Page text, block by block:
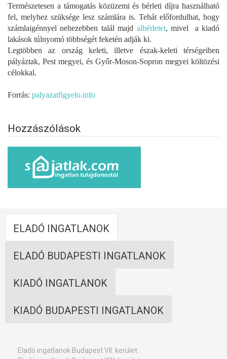
Természetesen a támogatás közüzemi és bérleti díjra használható
fel, melyhez szüksége lesz számlára is. Tehát előfordulhat, hogy
számlaigénnyel nehezebben talál majd albérletet, mivel a kiadó
lakások túlnyomó többségét feketén adják ki.
Legtöbben az ország keleti, illetve észak-keleti térségeiben
pályáztak, Pest megyei, és Győr-Moson-Sopron megyei költözési
célokkal.
Forrás: palyazatfigyelo.info
Hozzászólások
ELADÓ INGATLANOK
ELADÓ BUDAPESTI INGATLANOK
KIADÓ INGATLANOK
KIADÓ BUDAPESTI INGATLANOK
Eladó ingatlanok Budapest VII. kerület